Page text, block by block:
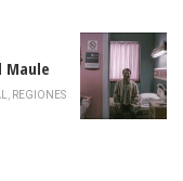
Maule
de la
, REGIONES